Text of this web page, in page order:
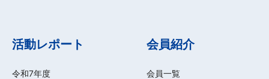
活動レポート
令和7年度
会員紹介
会員一覧